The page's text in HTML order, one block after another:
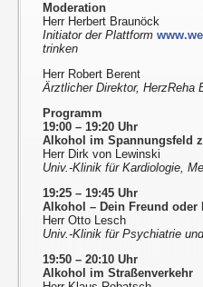
Moderation
Herr Herbert Braunöck
Initiator der Plattform
trinken
Herr Robert Berent
Ärztlicher Direktor,
Programm
19:00 – 19:20 Uhr
Alkohol im Spannungsfeld
Herr Dirk von Lewinski
Univ.-Klinik für Kardiologie,
19:25 – 19:45 Uhr
Alkohol – Dein Freund oder
Herr Otto Lesch
Univ.-Klinik für Psychiatrie
19:50 – 20:10 Uhr
Alkohol im Straßenverkehr